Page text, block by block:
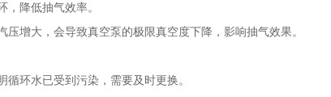
降低抽气效率。
增大，会导致真空泵的极限真空度下降，影响抽气效果。
环水已受到污染，需要及时更换。